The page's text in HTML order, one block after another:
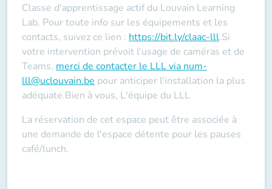
Classe d'apprentissage actif du Louvain Learning
Lab. Pour toute info sur les équipements et les
contacts, suivez ce lien : https://bit.ly/claac-lll.Si
votre intervention prévoit l'usage de caméras et de
Teams, merci de contacter le LLL via num-
lll@uclouvain.be pour anticiper l'installation la plus
adéquate.Bien à vous, L'équipe du LLL
La réservation de cet espace peut être associée à
une demande de l'espace détente pour les pauses
café/lunch.